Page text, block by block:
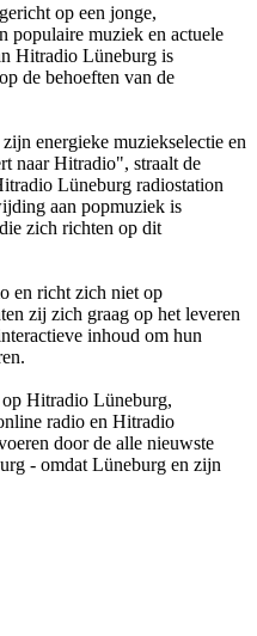
op een jonge,
populaire muziek en actuele
Hitradio Lüneburg is
de behoeften van de
energieke muziekselectie en
naar Hitradio", straalt de
Lüneburg radiostation
aan popmuziek is
zich richten op dit
en richt zich niet op
zij zich graag op het leveren
inhoud om hun
Hitradio Lüneburg,
radio en Hitradio
door de alle nieuwste
- omdat Lüneburg en zijn